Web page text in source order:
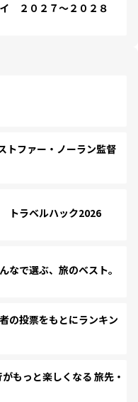
２０２７～２０２８
ファー・ノーラン監督
トラベルハック2026
で選ぶ、旅のベスト。
の投票をもとにランキン
もっと楽しくなる 旅先・